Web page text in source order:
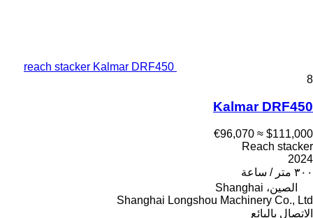
reach stacker Kalmar DRF450
8
Kalmar DRF450
$111,000
≈ €96,070
Reach stacker
2024
٣٠٠ متر / ساعة
الصين، Shanghai
Shanghai Longshou Machinery Co., Ltd
الاتصال بالبائع